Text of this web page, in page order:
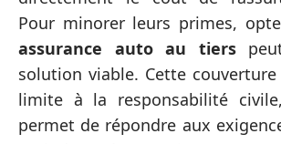
Pour minorer leurs primes,
assurance auto au tiers
solution viable. Cette
limite à la responsabilité
permet de répondre aux